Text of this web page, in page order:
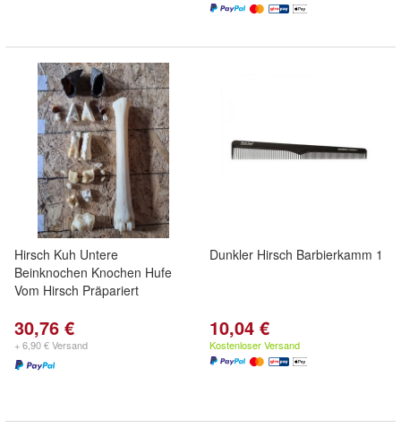
Hirsch Kuh Untere
Beinknochen Knochen Hufe
Vom Hirsch Präpariert
30,76 €
+ 6,90 € Versand
Dunkler Hirsch Barbierkamm 1
10,04 €
Kostenloser Versand